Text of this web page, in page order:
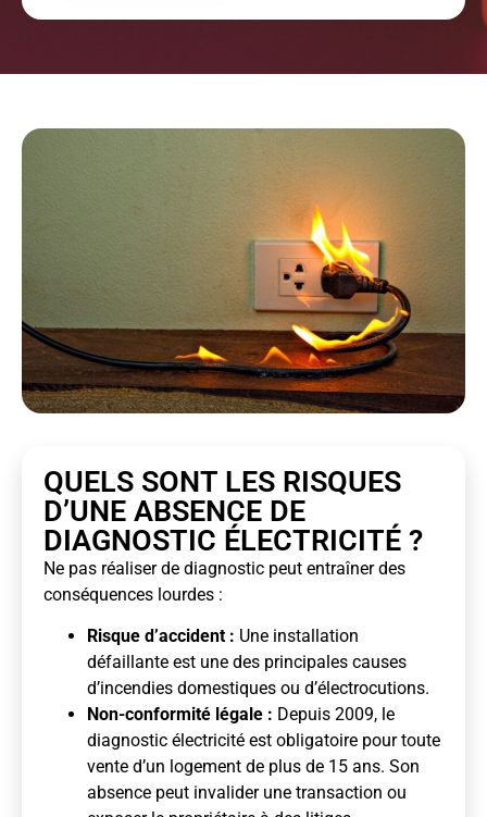
QUELS SONT LES RISQUES
D’UNE ABSENCE DE
DIAGNOSTIC ÉLECTRICITÉ ?
Ne pas réaliser de diagnostic peut entraîner des
conséquences lourdes :
Risque d’accident : Une installation
défaillante est une des principales causes
d’incendies domestiques ou d’électrocutions.
Non-conformité légale : Depuis 2009, le
diagnostic électricité est obligatoire pour toute
vente d’un logement de plus de 15 ans. Son
absence peut invalider une transaction ou